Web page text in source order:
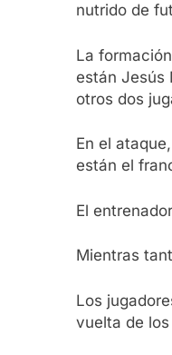
nutrido de
La
están Jesús
otros dos
En el
están el
El
Mientras
Los
vuelta de